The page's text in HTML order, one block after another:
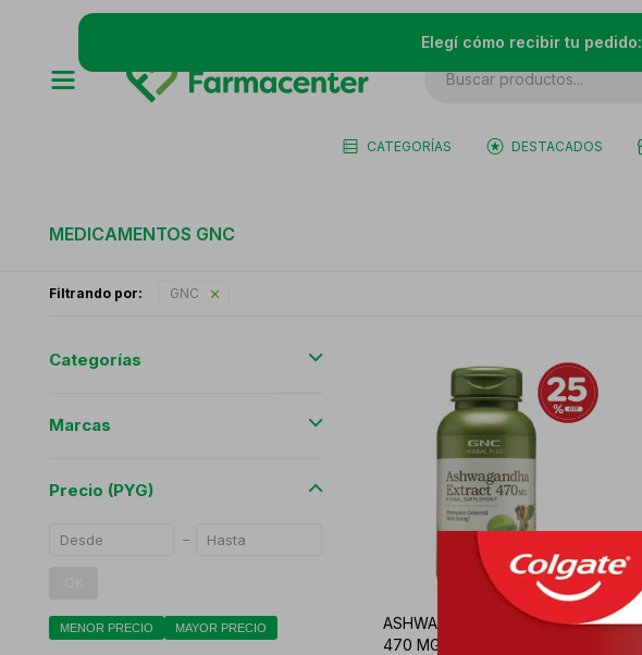
Elegí cómo recibir tu pedido:
CATEGORÍAS DESTACADOS
MEDICAMENTOS GNC
Filtrando por: GNC
ASHWAGANDHA EXTRACT
470 MG GNC X 60 CAPS
Categorías
Marcas
Precio (PYG)
MENOR PRECIO MAYOR PRECIO